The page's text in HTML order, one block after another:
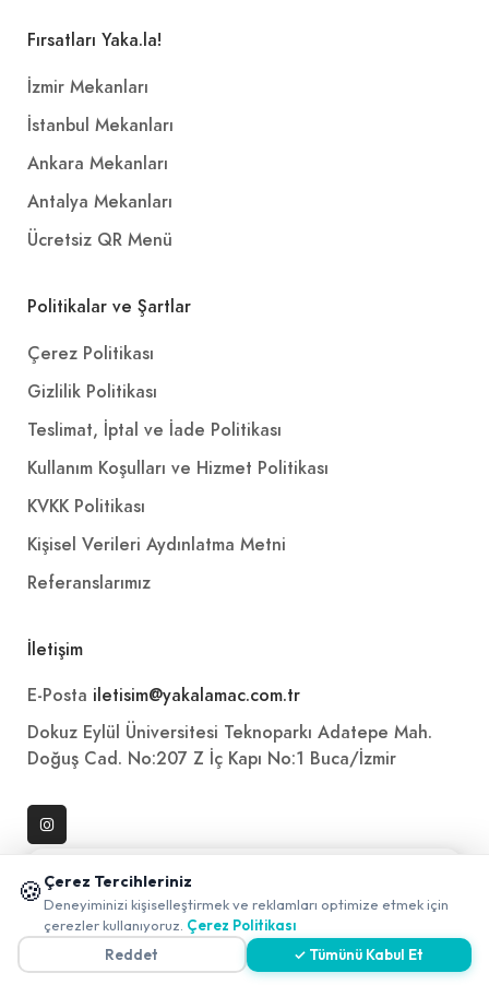
Fırsatları Yaka.la!
İzmir Mekanları
İstanbul Mekanları
Ankara Mekanları
Antalya Mekanları
Ücretsiz QR Menü
Politikalar ve Şartlar
Çerez Politikası
Gizlilik Politikası
Teslimat, İptal ve İade Politikası
Kullanım Koşulları ve Hizmet Politikası
KVKK Politikası
Kişisel Verileri Aydınlatma Metni
Referanslarımız
İletişim
E-Posta iletisim@yakalamac.com.tr
Dokuz Eylül Üniversitesi Teknoparkı Adatepe Mah.
Doğuş Cad. No:207 Z İç Kapı No:1 Buca/İzmir
🍪 Çerez Tercihleriniz
Deneyiminizi kişiselleştirmek ve reklamları optimize etmek için
çerezler kullanıyoruz. Çerez Politikası
Reddet
✓ Tümünü Kabul Et
📱 Mobil uygulamamızı keşfedin!
✖